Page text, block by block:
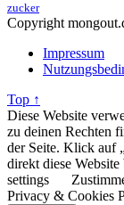
zucker
Copyright
Impressum
Top ↑
Diese Website
zu deinen Rechten
der Seite. Klick auf
direkt diese
settings
Privacy & Cookies